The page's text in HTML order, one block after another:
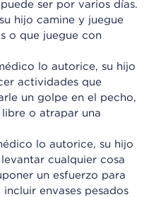
ser por varios días.
hijo camine y juegue
o que juegue con
lo autorice, su hijo
actividades que
un golpe en el pecho,
o atrapar una
lo autorice, su hijo
cualquier cosa
un esfuerzo para
envases pesados